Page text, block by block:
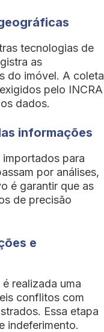
tecnologias de
as
do imóvel. A coleta
pelo INCRA
dados.
informações
para
por análises,
é garantir que as
de precisão
e
realizada uma
conflitos com
Essa etapa
indeferimento.